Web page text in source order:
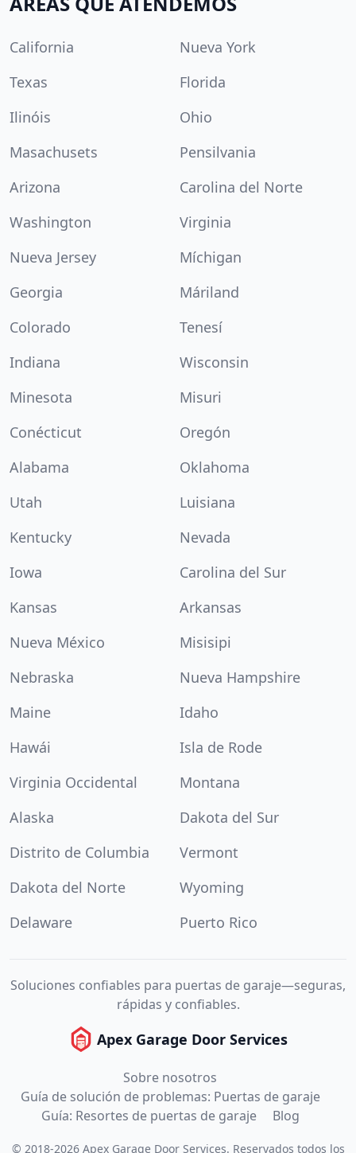
California
Nueva York
Texas
Florida
Ilinóis
Ohio
Masachusets
Pensilvania
Arizona
Carolina del Norte
Washington
Virginia
Nueva Jersey
Míchigan
Georgia
Máriland
Colorado
Tenesí
Indiana
Wisconsin
Minesota
Misuri
Conécticut
Oregón
Alabama
Oklahoma
Utah
Luisiana
Kentucky
Nevada
Iowa
Carolina del Sur
Kansas
Arkansas
Nueva México
Misisipi
Nebraska
Nueva Hampshire
Maine
Idaho
Hawái
Isla de Rode
Virginia Occidental
Montana
Alaska
Dakota del Sur
Distrito de Columbia
Vermont
Dakota del Norte
Wyoming
Delaware
Puerto Rico
Soluciones confiables para puertas de garaje—seguras,
rápidas y confiables.
Apex Garage Door Services
Sobre nosotros
Guía de solución de problemas: Puertas de garaje
Guía: Resortes de puertas de garaje
Blog
© 2018-2026 Apex Garage Door Services. Reservados todos los